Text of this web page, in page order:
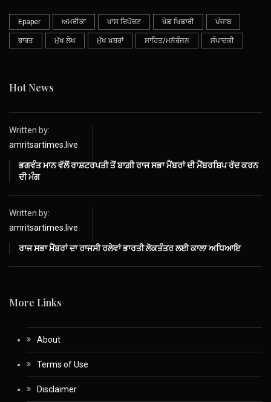
Epaper ਅਮਰੀਕਾ ਖਾਸ ਰਿਪੋਰਟ ਖੇਡ ਖਿਡਾਰੀ ਪੰਜਾਬ
ਭਾਰਤ ਮੁੱਖ ਲੇਖ ਮੁੱਖ ਖ਼ਬਰਾਂ ਸਾਹਿਤ/ਮਨੋਰੰਜਨ ਸੰਪਾਦਕੀ
Hot News
Written by:
amritsartimes.live
ਭਗਵੰਤ ਮਾਨ ਵੱਲੋਂ ਰਾਸ਼ਟਰਪਤੀ ਤੋਂ ਬਾਗ਼ੀ ਰਾਜ ਸਭਾ ਮੈਂਬਰਾਂ ਦੀ ਮੈਂਬਰਸ਼ਿਪ ਰੱਦ ਕਰਨ
ਦੀ ਮੰਗ
Written by:
amritsartimes.live
ਰਾਜ ਸਭਾ ਮੈਂਬਰਾਂ ਦਾ ਰਾਜਸੀ ਰਲੇਵਾਂ ਭਾਰਤੀ ਲੋਕਤੰਤਰ ਲਈ ਕਾਲਾ ਅਧਿਆਇ
More Links
About
Terms of Use
Disclaimer